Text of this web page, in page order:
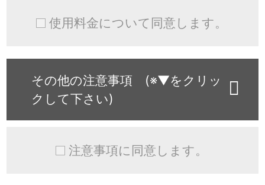
使用料金について同意します。
その他の注意事項 (※▼をクリッ
クして下さい)
注意事項に同意します。